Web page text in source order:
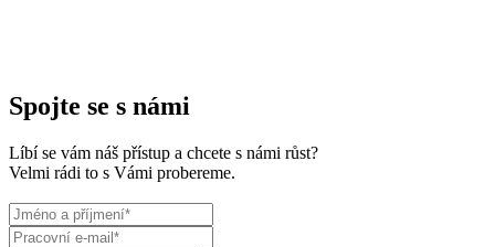
Spojte se s námi
Líbí se vám náš přístup a chcete s námi růst?
Velmi rádi to s Vámi probereme.